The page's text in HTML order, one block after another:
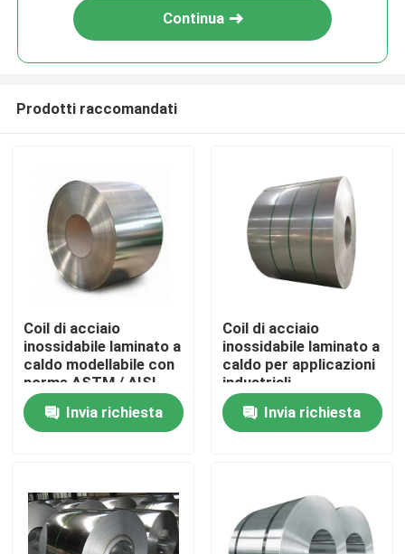
Casa.
Prodotti
Su di noi
Continua
Prodotti raccomandati
Coil di acciaio
inossidabile laminato a
caldo modellabile con
norme ASTM / AISI
Invia richiesta
Coil di acciaio
inossidabile laminato a
caldo per applicazioni
industriali
Invia richiesta